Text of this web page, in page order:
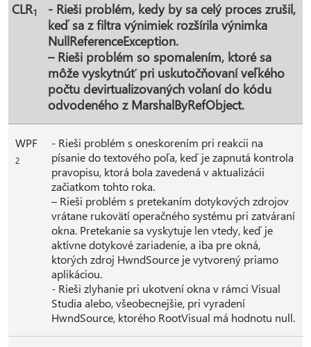
CLR1
- Rieši problém, kedy by sa celý proces zrušil,
keď sa z filtra výnimiek rozšírila výnimka
NullReferenceException.
– Rieši problém so spomalením, ktoré sa
môže vyskytnúť pri uskutočňovaní veľkého
počtu devirtualizovaných volaní do kódu
odvodeného z MarshalByRefObject.
WPF
2
- Rieši problém s oneskorením pri reakcii na
písanie do textového poľa, keď je zapnutá kontrola
pravopisu, ktorá bola zavedená v aktualizácii
začiatkom tohto roka.
– Rieši problém s pretekaním dotykových zdrojov
vrátane rukovätí operačného systému pri zatváraní
okna. Pretekanie sa vyskytuje len vtedy, keď je
aktívne dotykové zariadenie, a iba pre okná,
ktorých zdroj HwndSource je vytvorený priamo
aplikáciou.
- Rieši zlyhanie pri ukotvení okna v rámci Visual
Studia alebo, všeobecnejšie, pri vyradení
HwndSource, ktorého RootVisual má hodnotu null.